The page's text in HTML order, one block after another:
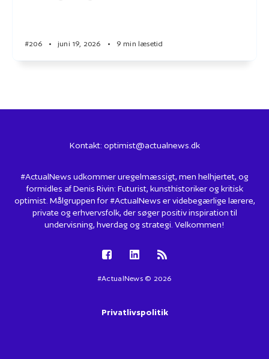
#206 • juni 19, 2026 • 9 min læsetid
Kontakt: optimist@actualnews.dk
#ActualNews udkommer uregelmæssigt, men helhjertet, og
formidles af Denis Rivin: Futurist, kunsthistoriker og kritisk
optimist. Målgruppen for #ActualNews er videbegærlige lærere,
private og erhvervsfolk, der søger positiv inspiration til
undervisning, hverdag og strategi. Velkommen!
#ActualNews © 2026
Privatlivspolitik